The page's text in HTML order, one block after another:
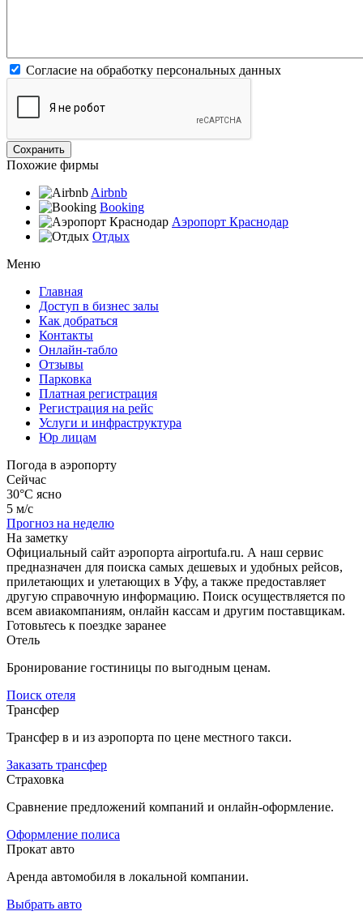
Согласие на обработку персональных данных
Похожие фирмы
Airbnb
Booking
Аэропорт Краснодар
Отдых
Меню
Главная
Доступ в бизнес залы
Как добраться
Контакты
Онлайн-табло
Отзывы
Парковка
Платная регистрация
Регистрация на рейс
Услуги и инфраструктура
Юр лицам
Погода в аэропорту
Сейчас
30°C ясно
5 м/с
Прогноз на неделю
На заметку
Официальный сайт аэропорта airportufa.ru. А наш сервис
предназначен для поиска самых дешевых и удобных рейсов,
прилетающих и улетающих в Уфу, а также предоставляет
другую справочную информацию. Поиск осуществляется по
всем авиакомпаниям, онлайн кассам и другим поставщикам.
Готовьтесь к поездке заранее
Отель
Бронирование гостиницы по выгодным ценам.
Поиск отеля
Трансфер
Трансфер в и из аэропорта по цене местного такси.
Заказать трансфер
Страховка
Сравнение предложений компаний и онлайн-оформление.
Оформление полиса
Прокат авто
Аренда автомобиля в локальной компании.
Выбрать авто